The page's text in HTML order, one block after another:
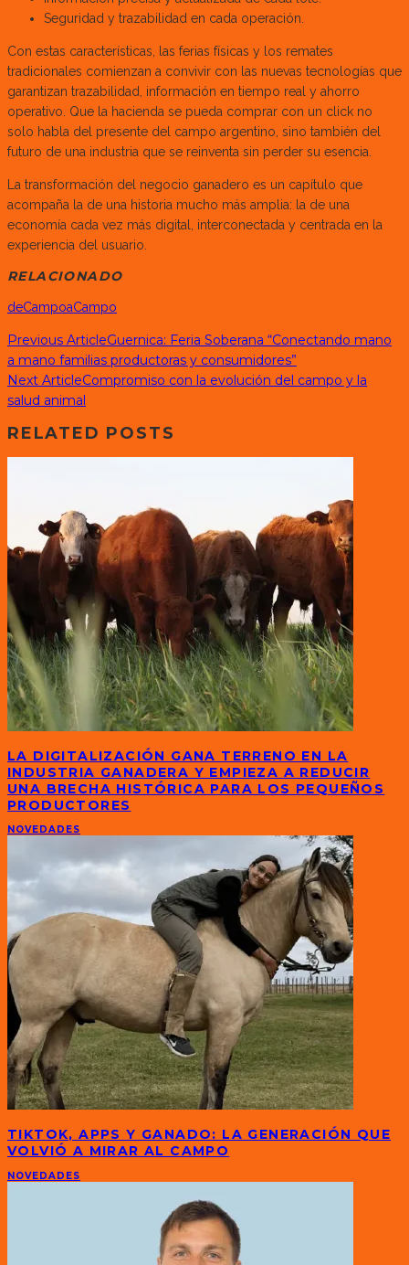
Seguridad y trazabilidad en cada operación.
Con estas características, las ferias físicas y los remates
tradicionales comienzan a convivir con las nuevas tecnologías que
garantizan trazabilidad, información en tiempo real y ahorro
operativo. Que la hacienda se pueda comprar con un click no
solo habla del presente del campo argentino, sino también del
futuro de una industria que se reinventa sin perder su esencia.
La transformación del negocio ganadero es un capítulo que
acompaña la de una historia mucho más amplia: la de una
economía cada vez más digital, interconectada y centrada en la
experiencia del usuario.
RELACIONADO
deCampoaCampo
Previous ArticleGuernica: Feria Soberana “Conectando mano
a mano familias productoras y consumidores”
Next ArticleCompromiso con la evolución del campo y la
salud animal
RELATED POSTS
LA DIGITALIZACIÓN GANA TERRENO EN LA
INDUSTRIA GANADERA Y EMPIEZA A REDUCIR
UNA BRECHA HISTÓRICA PARA LOS PEQUEÑOS
PRODUCTORES
NOVEDADES
TIKTOK, APPS Y GANADO: LA GENERACIÓN QUE
VOLVIÓ A MIRAR AL CAMPO
NOVEDADES